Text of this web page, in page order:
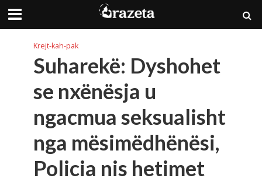
Krejt-kah-pak
Suharekë: Dyshohet
se nxënësja u
ngacmua seksualisht
nga mësimëdhënësi,
Policia nis hetimet